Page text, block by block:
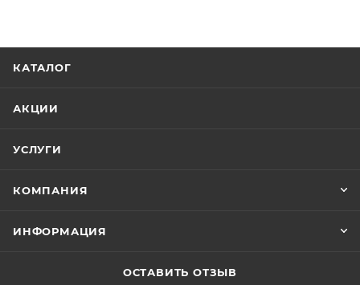
КАТАЛОГ
АКЦИИ
УСЛУГИ
КОМПАНИЯ
ИНФОРМАЦИЯ
ОСТАВИТЬ ОТЗЫВ